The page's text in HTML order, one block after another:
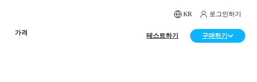
KR 로그인하기
가격 테스트하기 구매하기